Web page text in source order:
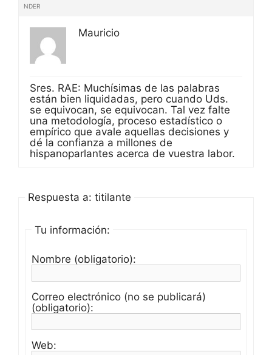
NDER
Mauricio
Sres. RAE: Muchísimas de las palabras
están bien liquidadas, pero cuando Uds.
se equivocan, se equivocan. Tal vez falte
una metodología, proceso estadístico o
empírico que avale aquellas decisiones y
dé la confianza a millones de
hispanoparlantes acerca de vuestra labor.
Respuesta a: titilante
Tu información:
Nombre (obligatorio):
Correo electrónico (no se publicará)
(obligatorio):
Web: